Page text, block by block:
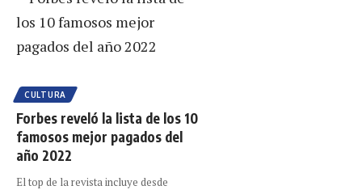
CULTURA
Forbes reveló la lista de los 10
famosos mejor pagados del
año 2022
El top de la revista incluye desde